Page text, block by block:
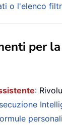
o l'elenco
per
: